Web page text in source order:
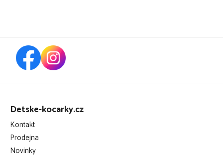
Z
Detske-kocarky.cz
Kontakt
Prodejna
Novinky